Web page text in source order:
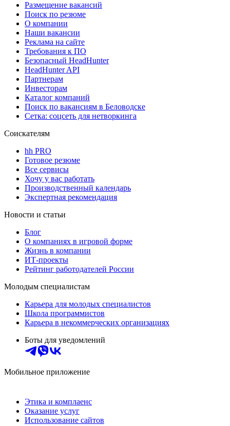
Размещение вакансий
Поиск по резюме
О компании
Наши вакансии
Реклама на сайте
Требования к ПО
Безопасный HeadHunter
HeadHunter API
Партнерам
Инвесторам
Каталог компаний
Поиск по вакансиям в Беловодске
Сетка: соцсеть для нетворкинга
Соискателям
hh PRO
Готовое резюме
Все сервисы
Хочу у вас работать
Производственный календарь
Экспертная рекомендация
Новости и статьи
Блог
О компаниях в игровой форме
Жизнь в компании
ИТ-проекты
Рейтинг работодателей России
Молодым специалистам
Карьера для молодых специалистов
Школа программистов
Карьера в некоммерческих организациях
Боты для уведомлений
Мобильное приложение
Этика и комплаенс
Оказание услуг
Использование сайтов